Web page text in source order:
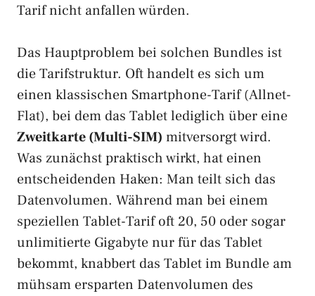
Tarif nicht anfallen würden.
Das Hauptproblem bei solchen Bundles ist
die Tarifstruktur. Oft handelt es sich um
einen klassischen Smartphone-Tarif (Allnet-
Flat), bei dem das Tablet lediglich über eine
Zweitkarte (Multi-SIM) mitversorgt wird.
Was zunächst praktisch wirkt, hat einen
entscheidenden Haken: Man teilt sich das
Datenvolumen. Während man bei einem
speziellen Tablet-Tarif oft 20, 50 oder sogar
unlimitierte Gigabyte nur für das Tablet
bekommt, knabbert das Tablet im Bundle am
mühsam ersparten Datenvolumen des